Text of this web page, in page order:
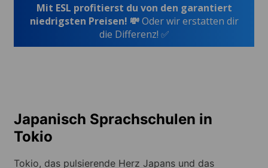
Mit ESL profitierst du von den garantiert
niedrigsten Preisen! 💸Oder wir erstatten dir
die Differenz! ✅
Japanisch Sprachschulen in
Tokio
Tokio, das pulsierende Herz Japans und das